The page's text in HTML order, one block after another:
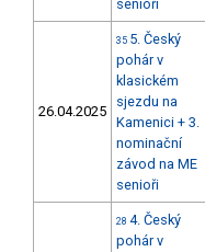
senioři
26.04.2025
35 5. Český
pohár v
klasickém
sjezdu na
Kamenici + 3.
nominační
závod na ME
senioři
28 4. Český
pohár v